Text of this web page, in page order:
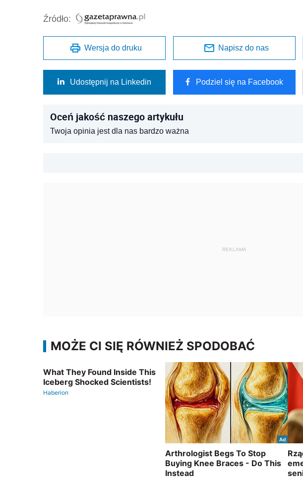
Źródło:
Wersja do druku Napisz do nas
Udostępnij na Linkedin Podziel się na Facebook
Oceń jakość naszego artykułu
Twoja opinia jest dla nas bardzo ważna
REKLAMA